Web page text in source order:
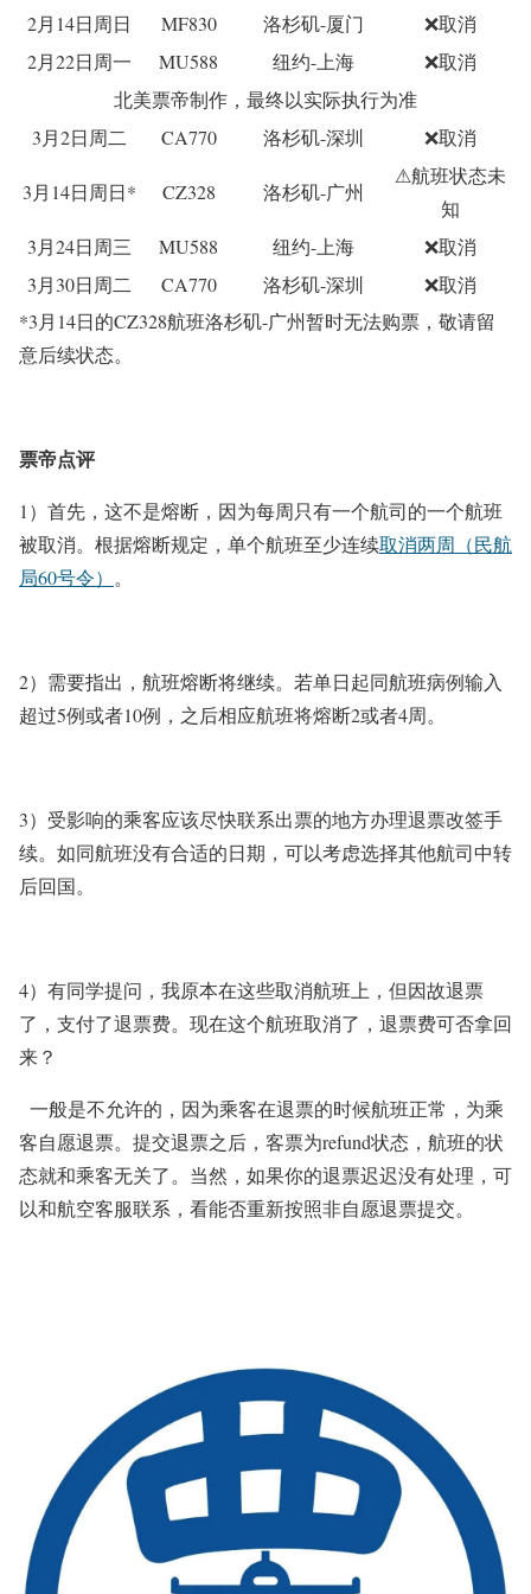
2月14日周日
MF830 洛杉矶-厦门 ❌取消
2月22日周一
MU588 纽约-上海 ❌取消
北美票帝制作，最终以实际执行为准
3月2日周二
CA770 洛杉矶-深圳 ❌取消
3月14日周日* CZ328 洛杉矶-广州
⚠航班状态未
知
3月24日周三
MU588 纽约-上海
❌取消
3月30日周二
CA770 洛杉矶-深圳 ❌取消
*3月14日的CZ328航班洛杉矶-广州暂时无法购票，敬请留
意后续状态。
票帝点评
1）首先，这不是熔断，因为每周只有一个航司的一个航班
被取消。根据熔断规定，单个航班至少连续取消两周 （民航
局60号令） 。
2）需要指出，航班熔断将继续。若单日起同航班病例输入
超过5例或者10例，之后相应航班将熔断2或者4周。
3）受影响的乘客应该尽快联系出票的地方办理退票改签手
续。如同航班没有合适的日期，可以考虑选择其他航司中转
后回国。
4）有同学提问，我原本在这些取消航班上，但因故退票
了，支付了退票费。现在这个航班取消了，退票费可否拿回
来？
一般是不允许的，因为乘客在退票的时候航班正常，为乘
客自愿退票。提交退票之后，客票为refund状态，航班的状
态就和乘客无关了。当然，如果你的退票迟迟没有处理，可
以和航空客服联系，看能否重新按照非自愿退票提交。